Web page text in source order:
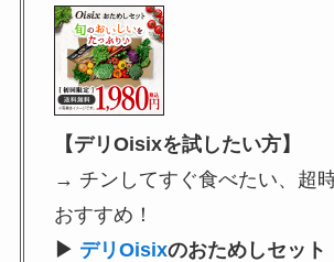
【デリOisixを試したい方】
→ チンしてすぐ食べたい、超
おすすめ！
▶ デリOisixのおためしセット